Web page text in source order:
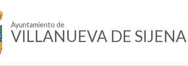
Ayuntamiento de
VILLANUEVA DE SIJENA